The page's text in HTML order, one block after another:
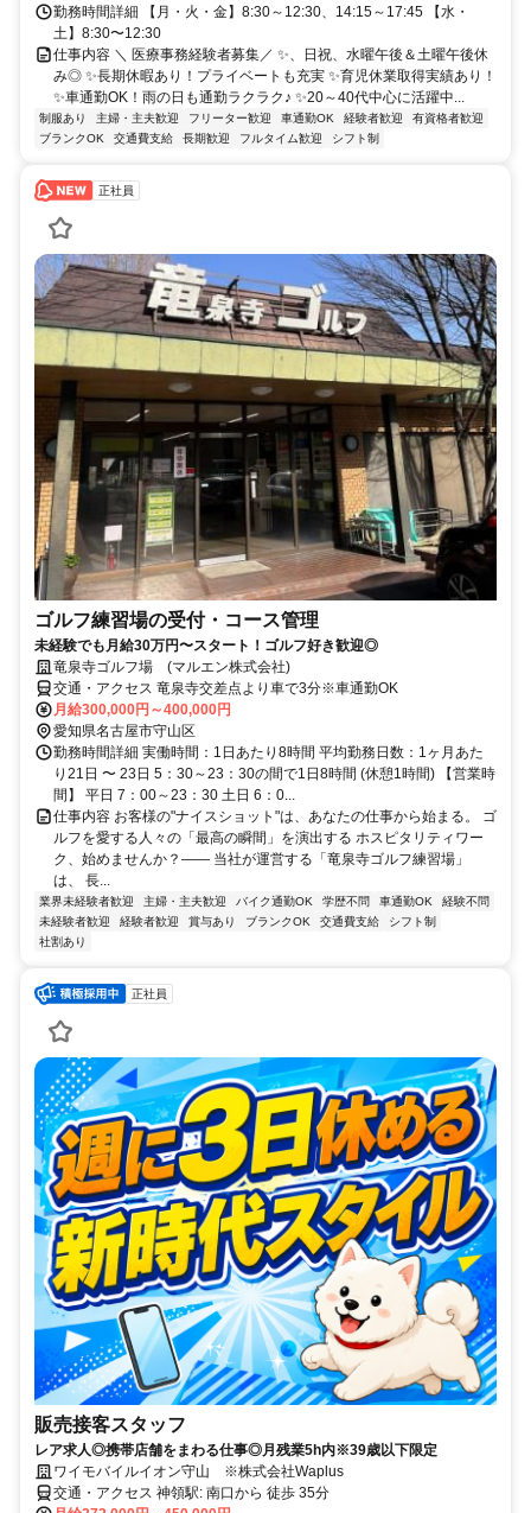
勤務時間詳細 【月・火・金】8:30～12:30、14:15～17:45 【水・
土】8:30〜12:30
仕事内容 ＼ 医療事務経験者募集／ ✨、日祝、水曜午後＆土曜午後休
み◎ ✨長期休暇あり！プライベートも充実 ✨育児休業取得実績あり！
✨車通勤OK！雨の日も通勤ラクラク♪ ✨20～40代中心に活躍中...
制服あり 主婦・主夫歓迎 フリーター歓迎 車通勤OK 経験者歓迎
有資格者歓迎
ブランクOK
交通費支給 長期歓迎 フルタイム歓迎 シフト制
正社員
ゴルフ練習場の受付・コース管理
未経験でも月給30万円〜スタート！ゴルフ好き歓迎◎
竜泉寺ゴルフ場 (マルエン株式会社)
交通・アクセス 竜泉寺交差点より車で3分※車通勤OK
月給300,000円～400,000円
愛知県名古屋市守山区
勤務時間詳細 実働時間：1日あたり8時間 平均勤務日数：1ヶ月あた
り21日 〜 23日 5：30～23：30の間で1日8時間 (休憩1時間) 【営業時
間】 平日 7：00～23：30 土日 6：0...
仕事内容 お客様の"ナイスショット"は、あなたの仕事から始まる。 ゴ
ルフを愛する人々の「最高の瞬間」を演出する ホスピタリティワー
ク、始めませんか？―― 当社が運営する「竜泉寺ゴルフ練習場」
は、 長...
業界未経験者歓迎 主婦・主夫歓迎 バイク通勤OK 学歴不問 車通勤OK
経験不問
未経験者歓迎
経験者歓迎 賞与あり ブランクOK 交通費支給
シフト制
社割あり
正社員
販売接客スタッフ
レア求人◎携帯店舗をまわる仕事◎月残業5h内※39歳以下限定
ワイモバイルイオン守山 ※株式会社Waplus
交通・アクセス 神領駅: 南口から 徒歩 35分